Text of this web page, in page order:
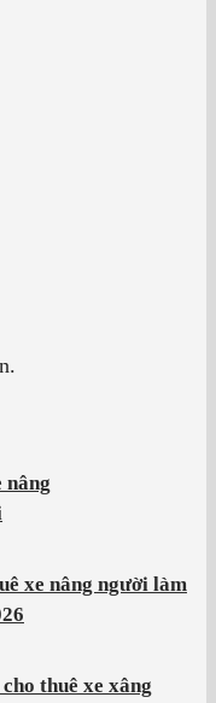
nâng
xe nâng người làm
thuê xe xâng